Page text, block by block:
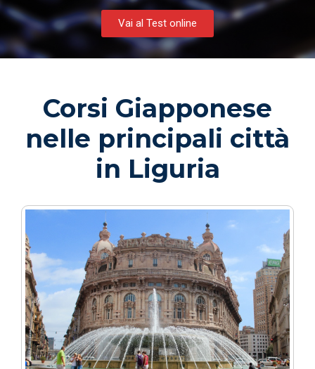
Vai al Test online
Corsi Giapponese
nelle principali città
in Liguria